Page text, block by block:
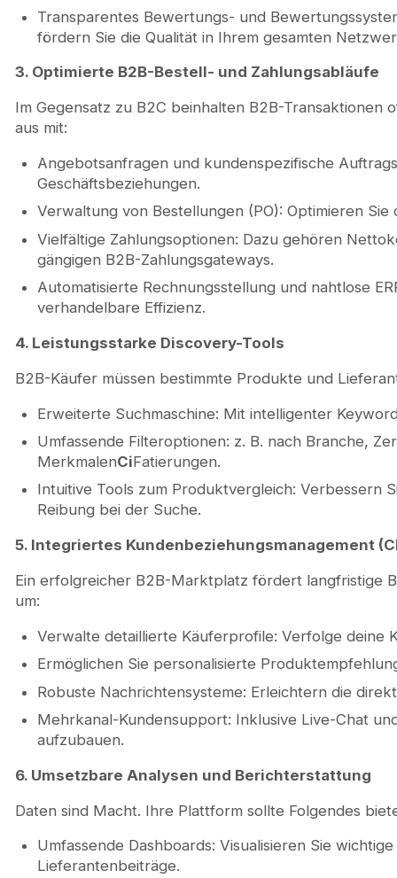
Transparentes Bewertungs- und
fördern Sie die Qualität in Ihrem gesamten
3. Optimierte B2B-Bestell- und Zahlungsabläufe
Im Gegensatz zu B2C beinhalten B2B-
aus mit:
Angebotsanfragen und kundenspezifische
Geschäftsbeziehungen.
Verwaltung von Bestellungen (PO): Optimieren Sie
Vielfältige Zahlungsoptionen: Dazu gehören
gängigen B2B-Zahlungsgateways.
Automatisierte Rechnungsstellung und nahtlose
verhandelbare Effizienz.
4. Leistungsstarke Discovery-Tools
B2B-Käufer müssen bestimmte Produkte und
Erweiterte Suchmaschine: Mit intelligenter
Umfassende Filteroptionen: z. B. nach Branche,
MerkmalenCiFatierungen.
Intuitive Tools zum Produktvergleich: Verbessern
Reibung bei der Suche.
5. Integriertes Kundenbeziehungsmanagement
Ein erfolgreicher B2B-Marktplatz fördert langfristige
um:
Verwalte detaillierte Käuferprofile: Verfolge deine
Ermöglichen Sie personalisierte
Robuste Nachrichtensysteme: Erleichtern die
Mehrkanal-Kundensupport: Inklusive Live-Chat
aufzubauen.
6. Umsetzbare Analysen und Berichterstattung
Daten sind Macht. Ihre Plattform sollte Folgendes
Umfassende Dashboards: Visualisieren Sie
Lieferantenbeiträge.